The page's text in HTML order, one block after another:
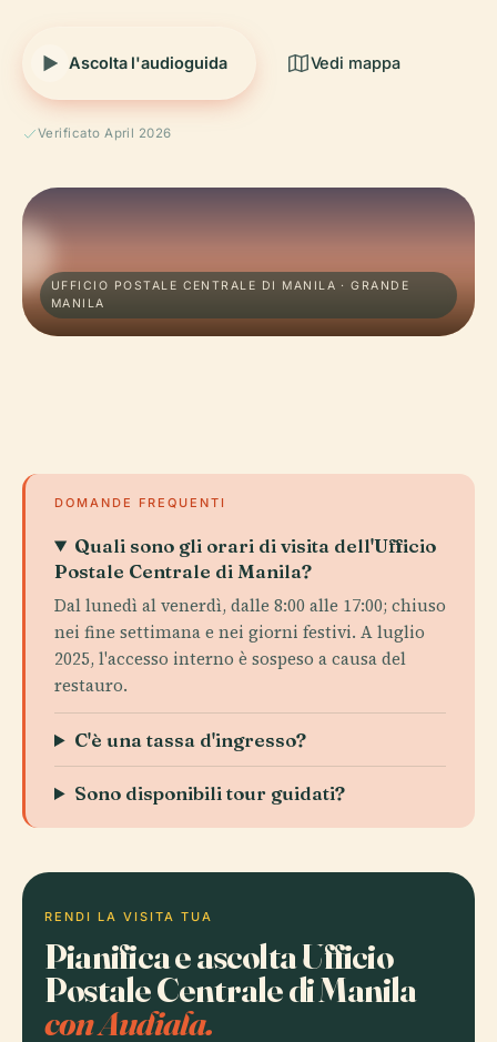
Ascolta l'audioguida Vedi mappa
Verificato April 2026
UFFICIO POSTALE CENTRALE DI MANILA · GRANDE
MANILA
DOMANDE FREQUENTI
Quali sono gli orari di visita dell'Ufficio
Postale Centrale di Manila?
Dal lunedì al venerdì, dalle 8:00 alle 17:00; chiuso
nei fine settimana e nei giorni festivi. A luglio
2025, l'accesso interno è sospeso a causa del
restauro.
C'è una tassa d'ingresso?
Sono disponibili tour guidati?
RENDI LA VISITA TUA
Pianifica e ascolta Ufficio
Postale Centrale di Manila
con Audiala.